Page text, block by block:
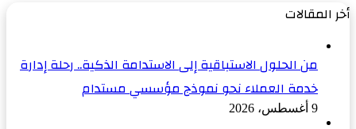
أخر المقالات
من الحلول الاستباقية إلى الاستدامة الذكية.. رحلة إدارة
خدمة العملاء نحو نموذج مؤسسي مستدام
9 أغسطس، 2026